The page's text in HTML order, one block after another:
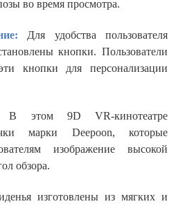
во время просмотра.
Для удобства пользователя
кнопки. Пользователи
кнопки для персонализации
В этом 9D VR-кинотеатре
марки Deepoon, которые
изображение высокой
обзора.
изготовлены из мягких и